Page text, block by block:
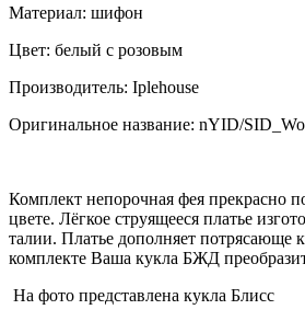
Материал: шифон
Цвет: белый с розовым
Производитель: Iplehouse
Оригинальное название: nYID/
Комплект непорочная фея прекрасно
цвете. Лёгкое струящееся платье
талии. Платье дополняет
комплекте Ваша кукла БЖД
На фото представлена кукла Блисс